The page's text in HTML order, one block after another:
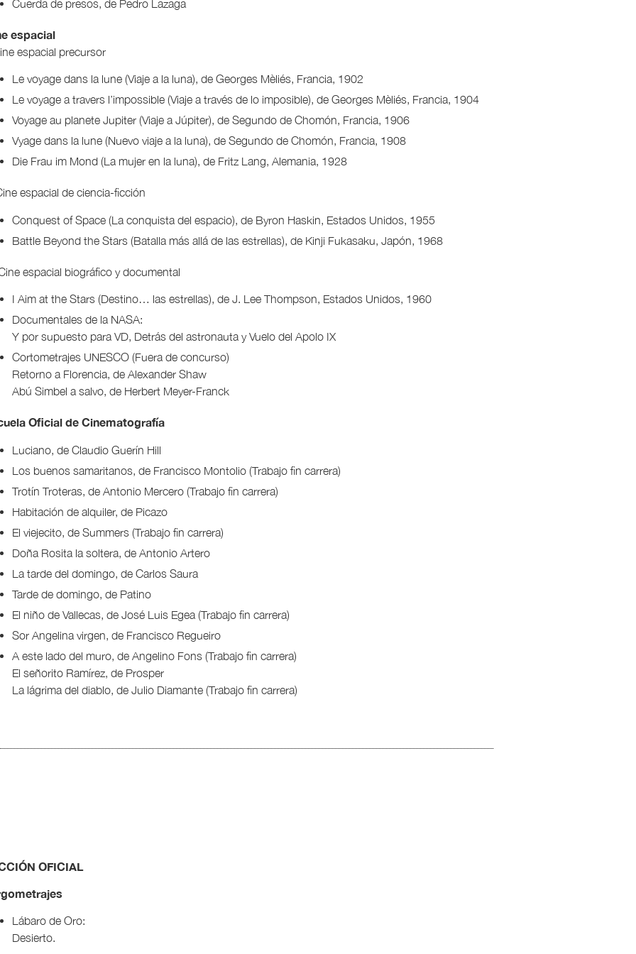
Cuerda de presos, de Pedro Lazaga
espacial
espacial precursor
Le voyage dans la lune (Viaje a la luna), de Georges Mèliés, Francia, 1902
Le voyage a travers l’impossible (Viaje a través de lo imposible), de Georges Mèliés, Francia, 1904
Voyage au planete Jupiter (Viaje a Júpiter), de Segundo de Chomón, Francia, 1906
Vyage dans la lune (Nuevo viaje a la luna), de Segundo de Chomón, Francia, 1908
Die Frau im Mond (La mujer en la luna), de Fritz Lang, Alemania, 1928
espacial de ciencia-ficción
Conquest of Space (La conquista del espacio), de Byron Haskin, Estados Unidos, 1955
Battle Beyond the Stars (Batalla más allá de las estrellas), de Kinji Fukasaku, Japón, 1968
espacial biográfico y documental
I Aim at the Stars (Destino… las estrellas), de J. Lee Thompson, Estados Unidos, 1960
Documentales de la NASA:
Y por supuesto para VD, Detrás del astronauta y Vuelo del Apolo IX
Cortometrajes UNESCO (Fuera de concurso)
Retorno a Florencia, de Alexander Shaw
Abú Simbel a salvo, de Herbert Meyer-Franck
Oficial de Cinematografía
Luciano, de Claudio Guerín Hill
Los buenos samaritanos, de Francisco Montolio (Trabajo fin carrera)
Trotín Troteras, de Antonio Mercero (Trabajo fin carrera)
Habitación de alquiler, de Picazo
El viejecito, de Summers (Trabajo fin carrera)
Doña Rosita la soltera, de Antonio Artero
La tarde del domingo, de Carlos Saura
Tarde de domingo, de Patino
El niño de Vallecas, de José Luis Egea (Trabajo fin carrera)
Sor Angelina virgen, de Francisco Regueiro
A este lado del muro, de Angelino Fons (Trabajo fin carrera)
El señorito Ramírez, de Prosper
La lágrima del diablo, de Julio Diamante (Trabajo fin carrera)
OFICIAL
Lábaro de Oro:
Desierto.